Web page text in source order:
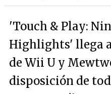
'Touch & Play:
Highlights' llega
de Wii U y
disposición de